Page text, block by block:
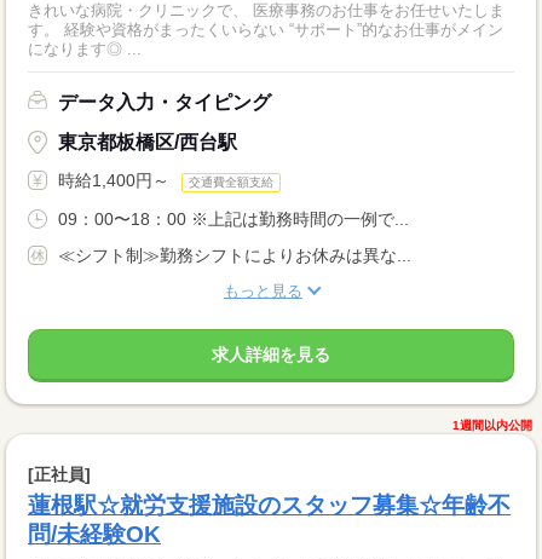
きれいな病院・クリニックで、 医療事務のお仕事をお任せいたしま
す。 経験や資格がまったくいらない “サポート”的なお仕事がメイン
になります◎ ...
データ入力・タイピング
東京都板橋区/西台駅
時給1,400円～ 交通費全額支給
09：00〜18：00 ※上記は勤務時間の一例で...
≪シフト制≫勤務シフトによりお休みは異な...
もっと見る
求人詳細を見る
1週間以内公開
[正社員]
蓮根駅☆就労支援施設のスタッフ募集☆年齢不
問/未経験OK